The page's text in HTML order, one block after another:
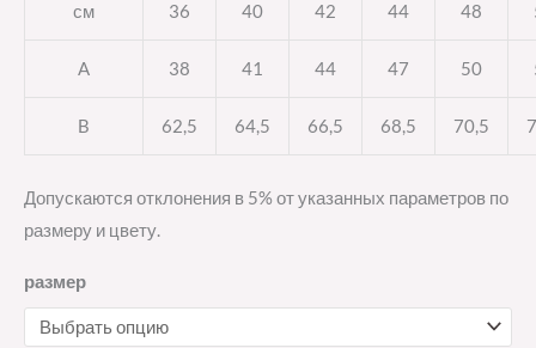
см
36
40
42
44
48
A 38 41 44 47 50
B 62,5 64,5 66,5 68,5 70,5
Допускаются отклонения в 5% от указанных параметров по
размеру и цвету.
размер